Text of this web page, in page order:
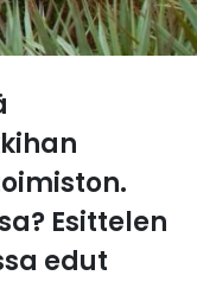
Esittelen
edut